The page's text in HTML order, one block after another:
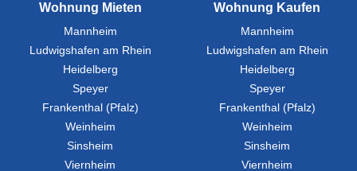
Wohnung Mieten
Mannheim
Ludwigshafen am Rhein
Heidelberg
Speyer
Frankenthal (Pfalz)
Weinheim
Sinsheim
Viernheim
Wohnung Kaufen
Mannheim
Ludwigshafen am Rhein
Heidelberg
Speyer
Frankenthal (Pfalz)
Weinheim
Sinsheim
Viernheim